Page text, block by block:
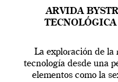
ARVIDA
La exploración de la
tecnología desde una
elementos como la